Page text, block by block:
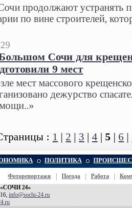
продолжают устранять
по вине строителей,
Сочи для
9 мест
мест массового
дежурство
: 1 | 2 | 3 |4 |5 | 6 |
ПОЛИТИКА
Фоторепортажи Погода Работа
«СОЧИ 24»
info@sochi-24.ru